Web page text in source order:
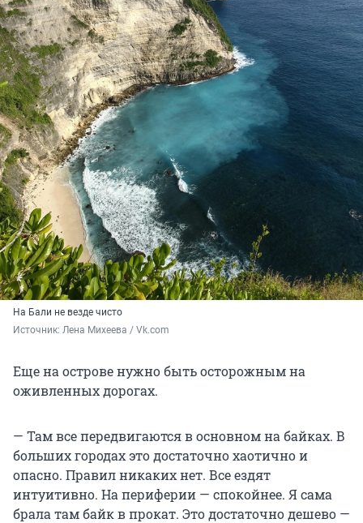
На Бали не везде чисто
Источник: Лена Михеева / Vk.com
Еще на острове нужно быть осторожным на
оживленных дорогах.
— Там все передвигаются в основном на байках. В
больших городах это достаточно хаотично и
опасно. Правил никаких нет. Все ездят
интуитивно. На периферии — спокойнее. Я сама
брала там байк в прокат. Это достаточно дешево —